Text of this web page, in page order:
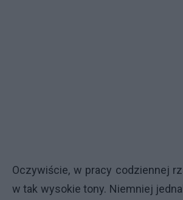
Oczywiście, w pracy codziennej
w tak wysokie tony. Niemniej